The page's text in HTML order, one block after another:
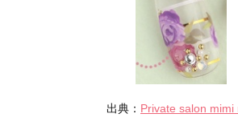
出典： Private salon mimi